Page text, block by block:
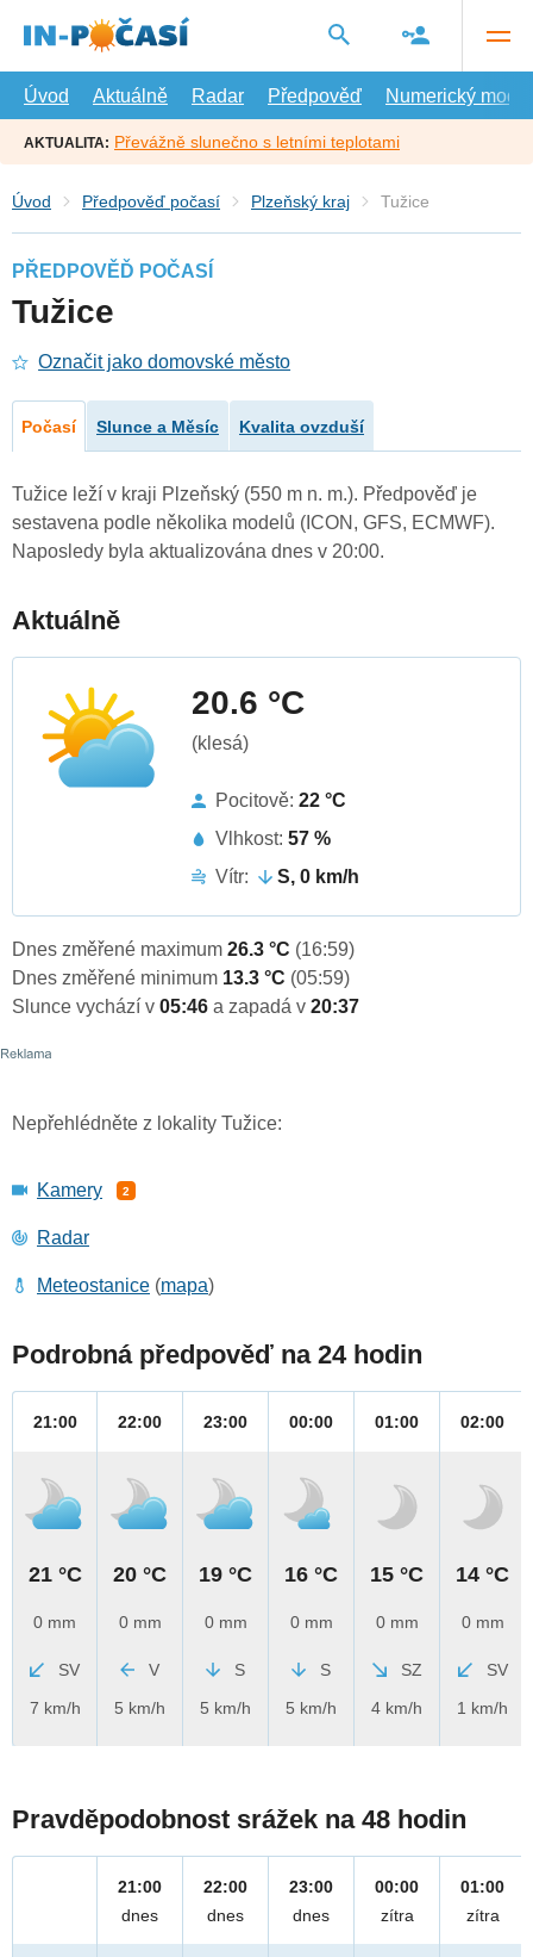
hlavní
Úvod
Aktuálně Radar Předpověď Numerický model
AKTUALITA: Převážně slunečno s letními teplotami
Úvod Předpověď počasí Plzeňský kraj Tužice
PŘEDPOVĚĎ POČASÍ
Tužice
Označit jako domovské město
Počasí Slunce a Měsíc Kvalita ovzduší
Tužice leží v kraji Plzeňský (550 m n. m.). Předpověď je
sestavena podle několika modelů (ICON, GFS, ECMWF).
Naposledy byla aktualizována dnes v 20:00.
Aktuálně
20.6 °C
(klesá)
Pocitově: 22 °C
Vlhkost: 57 %
Vítr:
S, 0 km/h
Dnes změřené maximum 26.3 °C (16:59)
Dnes změřené minimum 13.3 °C (05:59)
Slunce vychází v 05:46 a zapadá v 20:37
Nepřehlédněte z lokality Tužice:
Kamery 2
Radar
Meteostanice (mapa)
Podrobná předpověď na 24 hodin
21:00
21 °C
0 mm
SV
7 km/h
22:00
20 °C
0 mm
V
5 km/h
23:00
19 °C
0 mm
S
5 km/h
00:00
16 °C
0 mm
S
5 km/h
01:00
15 °C
0 mm
SZ
4 km/h
02:00
14 °C
0 mm
SV
1 km/h
Pravděpodobnost srážek na 48 hodin
21:00
dnes
22:00
dnes
23:00
dnes
00:00
zítra
01:00
zítra